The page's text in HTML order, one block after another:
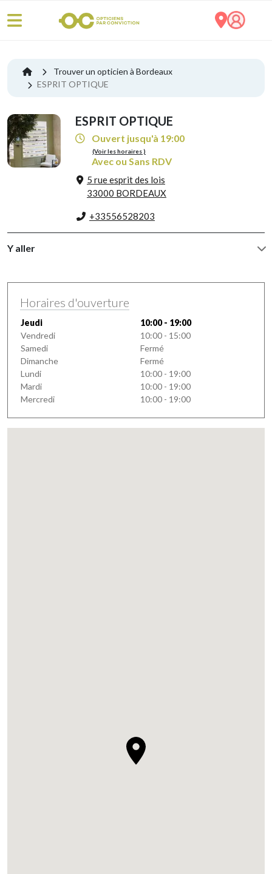
Trouver un opticien à Bordeaux
ESPRIT OPTIQUE
ESPRIT OPTIQUE
Ouvert jusqu'à 19:00
(Voir les horaires )
Avec ou Sans RDV
5 rue esprit des lois
33000 BORDEAUX
+33556528203
Y aller
Horaires d'ouverture
Jeudi
10:00 - 19:00
Vendredi
10:00 - 15:00
Samedi
Fermé
Dimanche
Fermé
Lundi
10:00 - 19:00
Mardi
10:00 - 19:00
Mercredi
10:00 - 19:00